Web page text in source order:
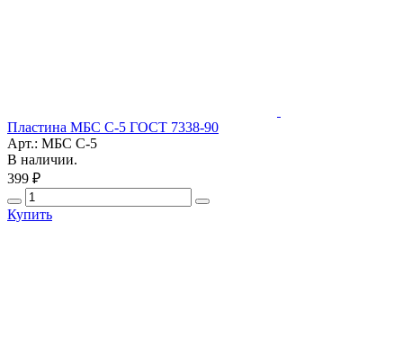
Пластина МБС С-5 ГОСТ 7338-90
Арт.: МБС С-5
В наличии.
399 ₽
Купить